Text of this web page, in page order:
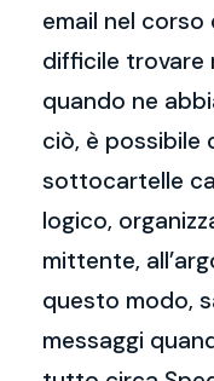
email nel
difficile trovare
quando ne
ciò, è possibile
sottocartelle
logico,
mittente,
questo modo,
messaggi